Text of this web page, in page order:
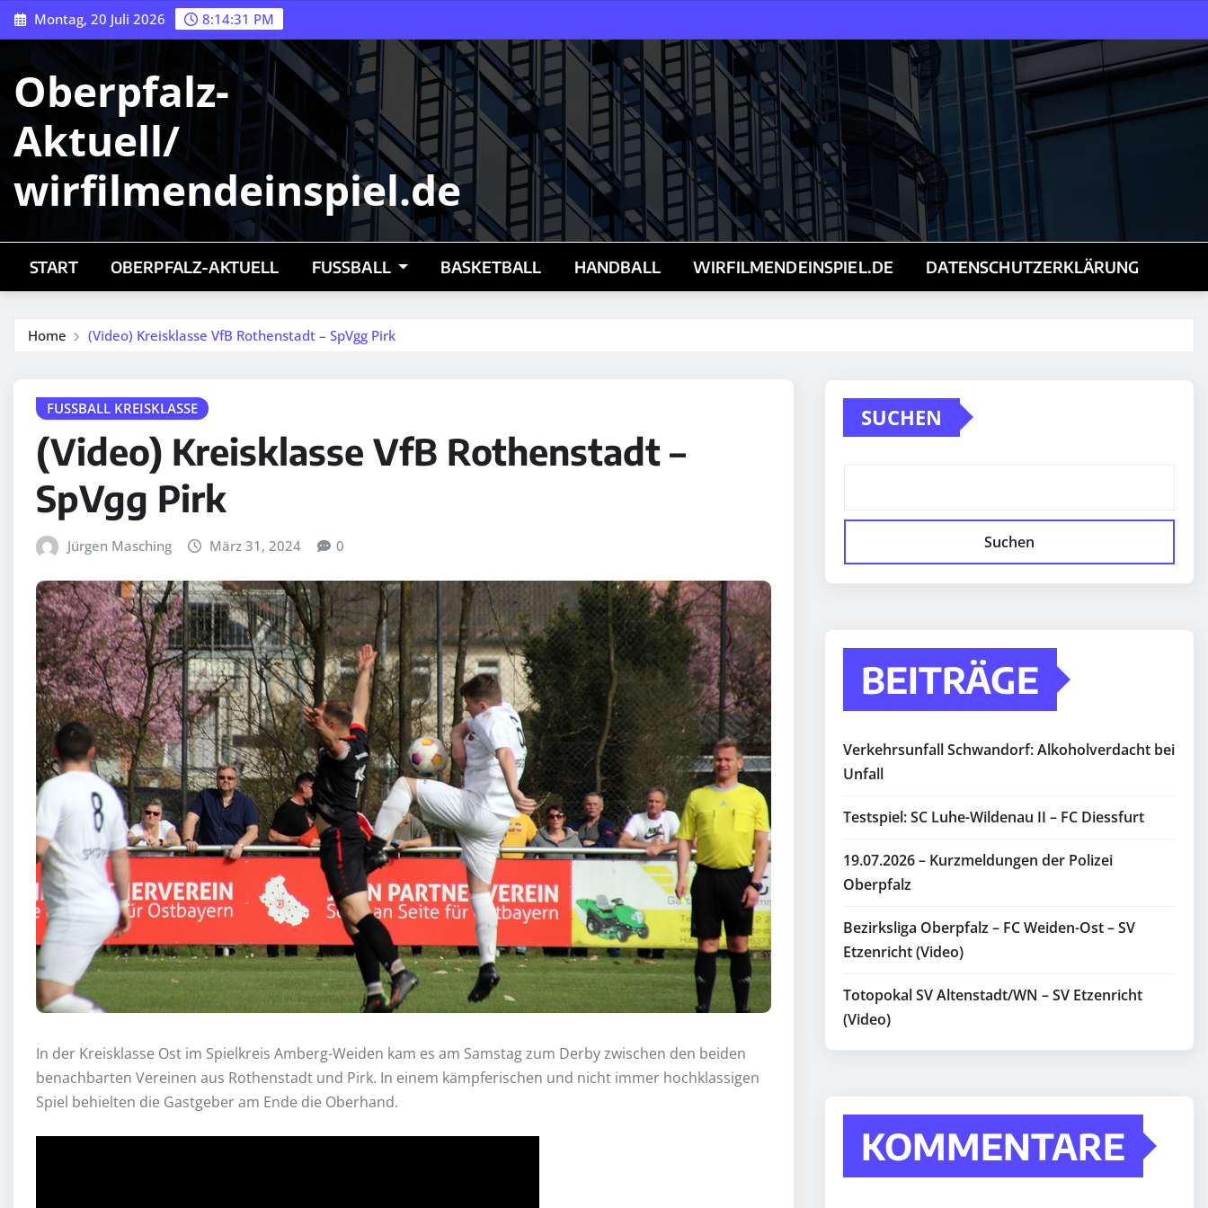
Skip
to
Montag, 20 Juli 2026 8:14:33 PM
Oberpfalz-
Aktuell/
wirfilmendeinspiel.de
START OBERPFALZ-AKTUELL FUSSBALL BASKETBALL HANDBALL WIRFILMENDEINSPIEL.DE DATENSCHUTZERKLÄRUNG
Home (Video) Kreisklasse VfB Rothenstadt – SpVgg Pirk
FUSSBALL KREISKLASSE
(Video) Kreisklasse VfB Rothenstadt –
SpVgg Pirk
Jürgen Masching März 31, 2024 0
In der Kreisklasse Ost im Spielkreis Amberg-Weiden kam es am Samstag zum Derby zwischen den beiden
benachbarten Vereinen aus Rothenstadt und Pirk. In einem kämpferischen und nicht immer hochklassigen
Spiel behielten die Gastgeber am Ende die Oberhand.
SUCHEN
Suchen
BEITRÄGE
Verkehrsunfall Schwandorf: Alkoholverdacht bei
Unfall
Testspiel: SC Luhe-Wildenau II – FC Diessfurt
19.07.2026 – Kurzmeldungen der Polizei
Oberpfalz
Bezirksliga Oberpfalz – FC Weiden-Ost – SV
Etzenricht (Video)
Totopokal SV Altenstadt/WN – SV Etzenricht
(Video)
KOMMENTARE